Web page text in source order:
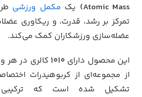
Atomic Mass)
یک مکمل ورزشی
تمرکز بر رشد، قدرت، و ریکاوری
عضله‌سازی ورزشکاران کمک می‌کند.
این محصول دارای ۱۰۱۰
از مجموعه‌ای از کربوهیدرات
تشکیل شده است که ترکیبی